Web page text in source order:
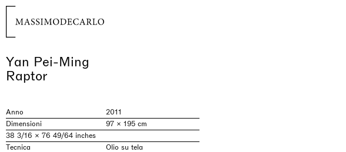
Yan Pei-Ming
Raptor
Anno
2011
Dimensioni
97 × 195 cm
38 3/16 × 76 49/64 inches
Tecnica
Olio su tela